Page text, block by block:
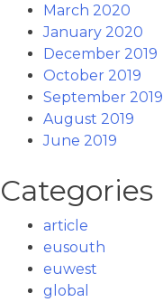
March 2020
January 2020
December 2019
October 2019
September 2019
August 2019
June 2019
Categories
article
eusouth
euwest
global